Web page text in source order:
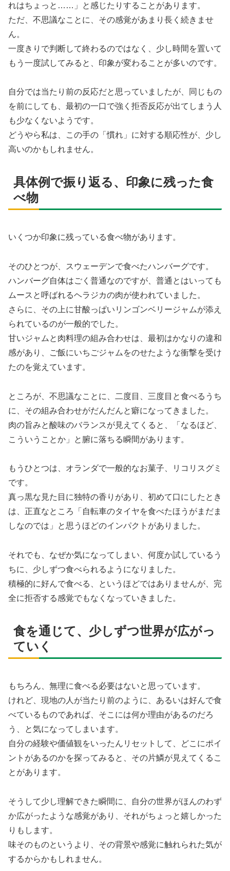
れはちょっと……」と感じたりすることがあります。
ただ、不思議なことに、その感覚があまり長く続きませ
ん。
一度きりで判断して終わるのではなく、少し時間を置いて
もう一度試してみると、印象が変わることが多いのです。
自分では当たり前の反応だと思っていましたが、同じもの
を前にしても、最初の一口で強く拒否反応が出てしまう人
も少なくないようです。
どうやら私は、この手の「慣れ」に対する順応性が、少し
高いのかもしれません。
具体例で振り返る、印象に残った食
べ物
いくつか印象に残っている食べ物があります。
そのひとつが、スウェーデンで食べたハンバーグです。
ハンバーグ自体はごく普通なのですが、普通とはいっても
ムースと呼ばれるヘラジカの肉が使われていました。
さらに、その上に甘酸っぱいリンゴンベリージャムが添え
られているのが一般的でした。
甘いジャムと肉料理の組み合わせは、最初はかなりの違和
感があり、ご飯にいちごジャムをのせたような衝撃を受け
たのを覚えています。
ところが、不思議なことに、二度目、三度目と食べるうち
に、その組み合わせがだんだんと癖になってきました。
肉の旨みと酸味のバランスが見えてくると、「なるほど、
こういうことか」と腑に落ちる瞬間があります。
もうひとつは、オランダで一般的なお菓子、リコリスグミ
です。
真っ黒な見た目に独特の香りがあり、初めて口にしたとき
は、正直なところ「自転車のタイヤを食べたほうがまだま
しなのでは」と思うほどのインパクトがありました。
それでも、なぜか気になってしまい、何度か試しているう
ちに、少しずつ食べられるようになりました。
積極的に好んで食べる、というほどではありませんが、完
全に拒否する感覚でもなくなっていきました。
食を通じて、少しずつ世界が広がっ
ていく
もちろん、無理に食べる必要はないと思っています。
けれど、現地の人が当たり前のように、あるいは好んで食
べているものであれば、そこには何か理由があるのだろ
う、と気になってしまいます。
自分の経験や価値観をいったんリセットして、どこにポイ
ントがあるのかを探ってみると、その片鱗が見えてくるこ
とがあります。
そうして少し理解できた瞬間に、自分の世界がほんのわず
か広がったような感覚があり、それがちょっと嬉しかった
りもします。
味そのものというより、その背景や感覚に触れられた気が
するからかもしれません。